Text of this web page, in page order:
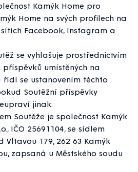
Kamýk Home pro
Home na svých profilech na
Facebook, Instagram a
se vyhlašuje prostřednictvím
příspěvků umístěných na
řídí se ustanovením těchto
Soutěžní příspěvky
jinak.
Soutěže je společnost Kamýk
IČO 25691104, se sídlem
Vltavou 179, 262 63 Kamýk
zapsaná u Městského soudu